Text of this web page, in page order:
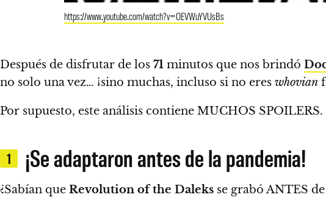
https://www.youtube.com/watch?v=OEVWuYVUsBs
Después de disfrutar de los 71 minutos que nos brindó
no solo una vez… ¡sino muchas, incluso si no eres whovian
Por supuesto, este análisis contiene MUCHOS SPOILERS
1 ¡Se adaptaron antes de la pandemia!
¿Sabían que Revolution of the Daleks se grabó ANTES